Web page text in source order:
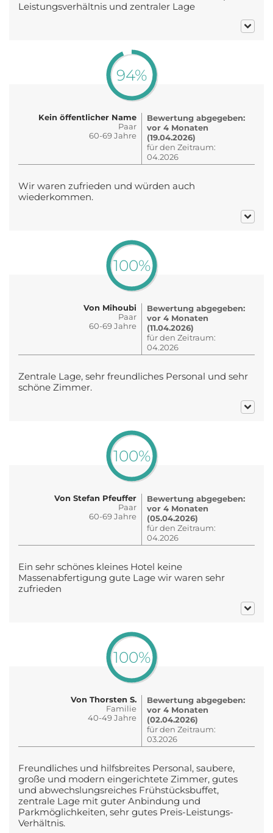
Leistungsverhältnis und zentraler Lage
94%
Kein öffentlicher Name
Paar
60-69 Jahre
Bewertung abgegeben:
vor 4 Monaten
(19.04.2026)
für den Zeitraum:
04.2026
Wir waren zufrieden und würden auch
wiederkommen.
100%
Von Mihoubi
Paar
60-69 Jahre
Bewertung abgegeben:
vor 4 Monaten
(11.04.2026)
für den Zeitraum:
04.2026
Zentrale Lage, sehr freundliches Personal und sehr
schöne Zimmer.
100%
Von Stefan Pfeuffer
Paar
60-69 Jahre
Bewertung abgegeben:
vor 4 Monaten
(05.04.2026)
für den Zeitraum:
04.2026
Ein sehr schönes kleines Hotel keine
Massenabfertigung gute Lage wir waren sehr
zufrieden
100%
Von Thorsten S.
Familie
40-49 Jahre
Bewertung abgegeben:
vor 4 Monaten
(02.04.2026)
für den Zeitraum:
03.2026
Freundliches und hilfsbreites Personal, saubere,
große und modern eingerichtete Zimmer, gutes
und abwechslungsreiches Frühstücksbuffet,
zentrale Lage mit guter Anbindung und
Parkmöglichkeiten, sehr gutes Preis-Leistungs-
Verhältnis.